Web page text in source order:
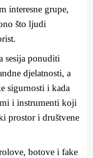
interesne grupe,
što ljudi
sesija ponuditi
djelatnosti, a
sigurnosti i kada
i instrumenti koji
prostor i društvene
botove i fake